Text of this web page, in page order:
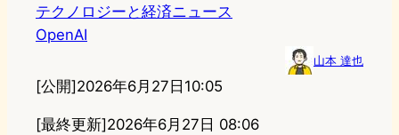
テクノロジーと経済ニュース
OpenAI
山本 達也
[公開]2026年6月27日10:05
[最終更新]2026年6月27日 08:06